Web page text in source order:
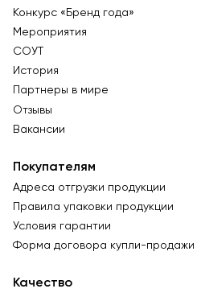
Конкурс «Бренд года»
Мероприятия
СОУТ
История
Партнеры в мире
Отзывы
Вакансии
Покупателям
Адреса отгрузки продукции
Правила упаковки продукции
Условия гарантии
Форма договора купли-продажи
Качество